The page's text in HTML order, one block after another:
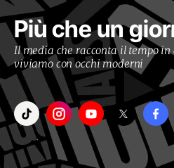
Più che un
Il media che racconta il tempo in
viviamo con occhi moderni